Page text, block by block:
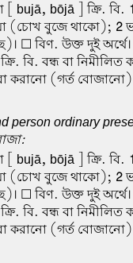
[ bujā, bōjā ] ক্রি. বি. 1
(চোখ বুজে থাকো); 2
☐ বিণ. উক্ত দুই
বি. বন্ধ বা নিমীলিত
করানো (গর্ত
person ordinary
[ bujā, bōjā ] ক্রি. বি. 1
(চোখ বুজে থাকো); 2
☐ বিণ. উক্ত দুই
বি. বন্ধ বা নিমীলিত
করানো (গর্ত